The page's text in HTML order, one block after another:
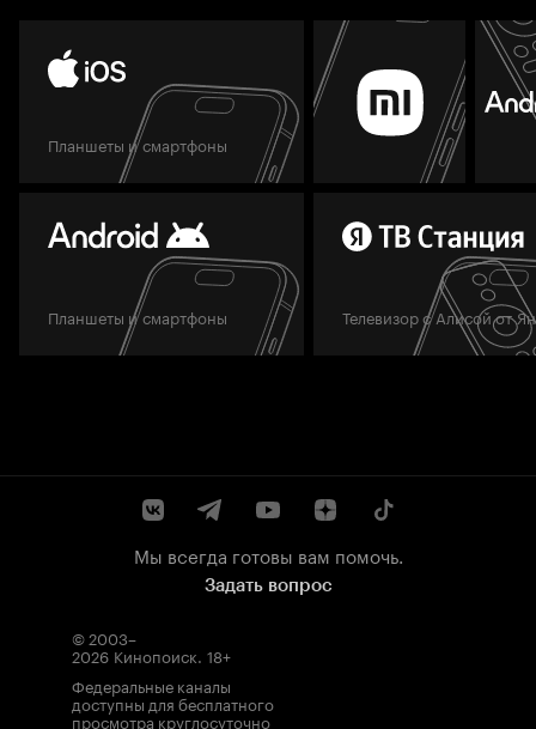
Планшеты и смартфоны
Планшеты и смартфоны Телевизор с Алисой от
Мы всегда готовы вам помочь.
Задать вопрос
© 2003–
2026 Кинопоиск. 18+
Федеральные каналы
доступны для бесплатного
просмотра круглосуточно